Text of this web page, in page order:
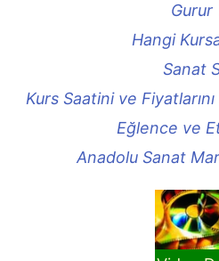
Gurur
Hangi
Sanat
Kurs Saatini ve
Eğlence ve
Anadolu Sanat